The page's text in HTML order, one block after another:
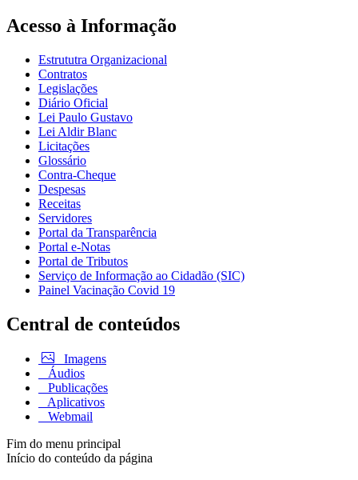
Acesso à Informação
Estrututra Organizacional
Contratos
Legislações
Diário Oficial
Lei Paulo Gustavo
Lei Aldir Blanc
Licitações
Glossário
Contra-Cheque
Despesas
Receitas
Servidores
Portal da Transparência
Portal e-Notas
Portal de Tributos
Serviço de Informação ao Cidadão (SIC)
Painel Vacinação Covid 19
Central de conteúdos
Imagens
Áudios
Publicações
Aplicativos
Webmail
Fim do menu principal
Início do conteúdo da página